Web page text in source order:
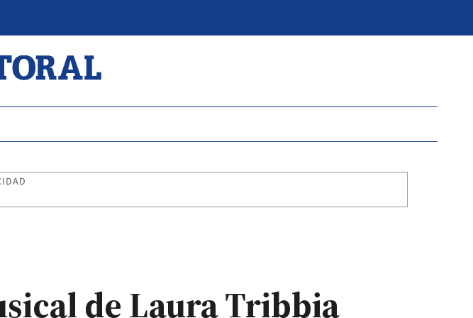
de Laura Tribbia